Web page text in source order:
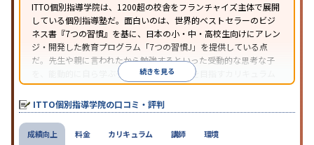
ITTO個別指導学院は、1200超の校舎をフランチャイズ主体で展開
している個別指導塾だ。面白いのは、世界的ベストセラーのビジ
ネス書『7つの習慣』を基に、日本の小・中・高校生向けにアレン
ジ・開発した教育プログラム「7つの習慣J」を提供している点
だ。先生や親に言われたから勉強するといった受動的な思考な子
を、能動的に自ら学ぶ子に育てていくことを目指すカリキュラム
である。個別指導の授業とは別に、集団授業形式の特別講座とし
て別料金で提供されるので、単なる成績アップ以上の、子どもの
心の成長を求める家庭にオススメだ。
続きを見る
ITTO個別指導学院の口コミ・評判
成績向上 料金 カリキュラム 講師 環境